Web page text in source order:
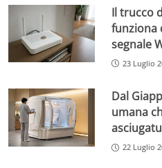
Il trucco
funziona
segnale
23 Luglio
Dal
umana
22 Luglio